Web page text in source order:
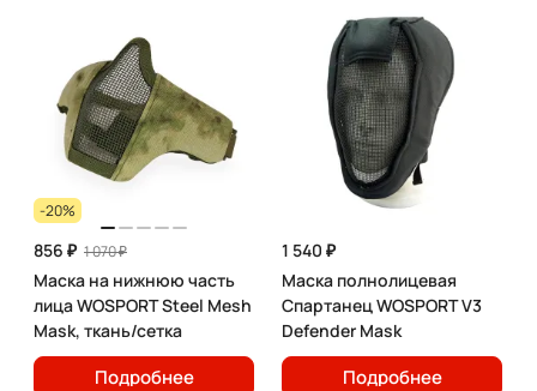
-20%
856 ₽ 1 070 ₽
Маска на нижнюю часть
лица WOSPORT Steel Mesh
Mask, ткань/сетка
Подробнее
1 540 ₽
Маска полнолицевая
Спартанец WOSPORT V3
Defender Mask
Подробнее